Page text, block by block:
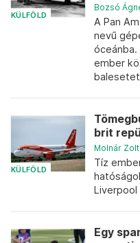
KÜLFÖLD
Bozsó
A Pan
nevű
ember
KÜLFÖLD
brit
Molnár
Tíz
Liverpool
Egy